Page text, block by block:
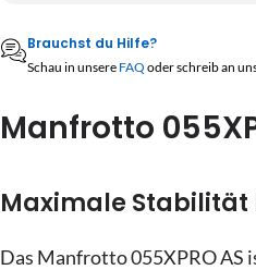
24 25
Heute
10 11 12
24 25 26
31 1 2
Heute
Brauchst du Hilfe?
Schau in unsere FAQ oder schreib an
Manfrotto
Maximale
Das Manfrotto 055XPRO AS